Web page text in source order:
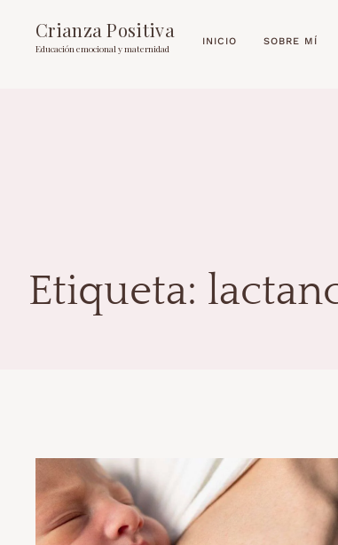
Crianza Positiva
Educación emocional y maternidad
INICIO SOBRE MÍ
Etiqueta: